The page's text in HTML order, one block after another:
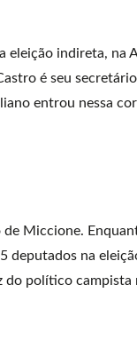
eleição indireta, na
é seu
entrou nessa
Miccione.
deputados na
político campista